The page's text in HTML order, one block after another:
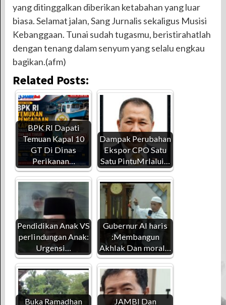
yang ditinggalkan diberikan ketabahan yang luar
biasa. Selamat jalan, Sang Jurnalis sekaligus Musisi
Kebanggaan. Tunai sudah tugasmu, beristirahatlah
dengan tenang dalam senyum yang selalu engkau
bagikan.(afm)
Related Posts:
BPK RI Dapati
Temuan Kapal 10
GT Di Dinas
Perikanan…
Dampak Perubahan
Ekspor CPO Satu
Satu PintuMrlalui…
Pendidikan Anak VS
perlindungan Anak:
Urgensi…
Gubernur Al haris
:Membangun
Akhlak Dan moral…
Buka Ramadhan
JAMBI Dan